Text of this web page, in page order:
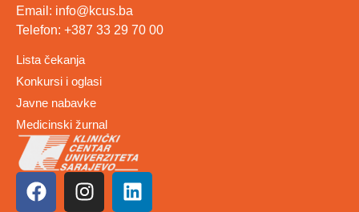
Email: info@kcus.ba
Telefon: +387 33 29 70 00
Lista čekanja
Konkursi i oglasi
Javne nabavke
Medicinski žurnal